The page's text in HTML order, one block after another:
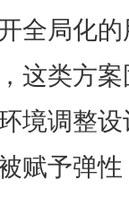
全局化
这类方
境调整
赋予弹